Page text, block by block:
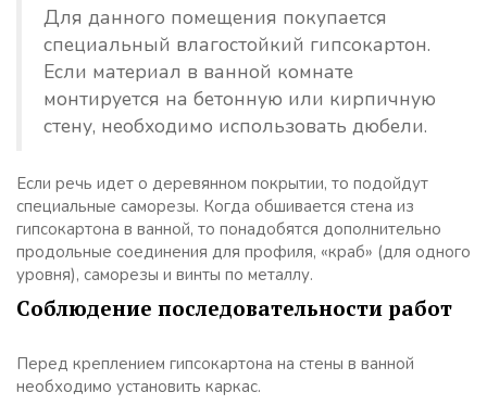
Для данного помещения покупается
специальный влагостойкий гипсокартон.
Если материал в ванной комнате
монтируется на бетонную или кирпичную
стену, необходимо использовать дюбели.
Если речь идет о деревянном покрытии, то подойдут
специальные саморезы. Когда обшивается стена из
гипсокартона в ванной, то понадобятся дополнительно
продольные соединения для профиля, «краб» (для одного
уровня), саморезы и винты по металлу.
Соблюдение последовательности работ
Перед креплением гипсокартона на стены в ванной
необходимо установить каркас.